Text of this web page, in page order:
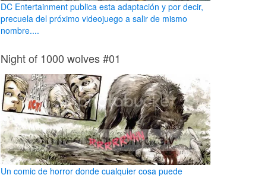
DC Entertainment publica esta adaptación y por decir,
precuela del próximo videojuego a salir de mismo
nombre....
Night of 1000 wolves #01
Un comic de horror donde cualquier cosa puede